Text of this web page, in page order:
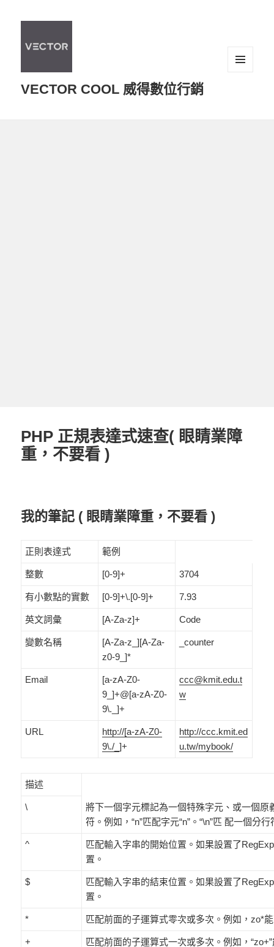
VECTOR COOL 威得數位行銷
PHP 正規表達式速查( 眼睛業障
重，不要看 )
我的筆記 ( 眼睛業障重，不要看 )
正則表達式 範例
整數 [0-9]+ 3704
有小數點的實數 [0-9]+\.[0-9]+ 7.93
英文詞彙 [A-Za-z]+ Code
變數名稱
[A-Za-z_][A-Za-
z0-9_]*
_counter
Email
[a-zA-Z0-
9_]+@[a-zA-Z0-
9\._]+
ccc@kmit.edu.t
w
URL
http://[a-zA-Z0-
9\./_]+
http://ccc.kmit.ed
u.tw/mybook/
描述
\
將下一個字元標記為一個特殊字元、或一個
符。例如，“n”匹配字元“n”。“\n”匹 配一個分行
^
匹配輸入字串的開始位置。如果設置了
置。
$
匹配輸入字串的結束位置。如果設置了
置。
* 匹配前面的子運算式零次或多次。例如，zo*能
+
匹配前面的子運算式一次或多次。例如，